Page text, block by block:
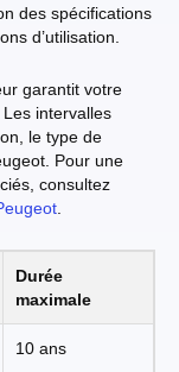
des spécifications
d’utilisation.
garantit votre
intervalles
le type de
Pour une
consultez
Durée
maximale
10 ans